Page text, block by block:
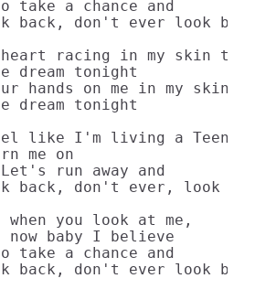
a chance and
back, don't ever look
racing in my skin
dream tonight
hands on me in my skin
dream tonight
like I'm living a Teenage
me on
run away and
back, don't ever, look
when you look at me,
now baby I believe
a chance and
back, don't ever look